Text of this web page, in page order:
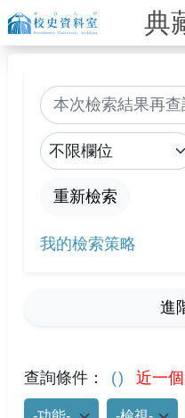
靜宜大學
搜尋
縮小查詢範圍
重新檢索
我的檢索策略
進
查詢條件： 近一
功能選項
檢視模式